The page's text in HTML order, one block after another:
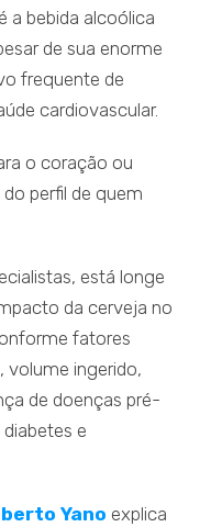
a bebida alcoólica
de sua enorme
frequente de
cardiovascular.
o coração ou
perfil de quem
está longe
da cerveja no
fatores
volume ingerido,
de doenças pré-
e
Yano explica